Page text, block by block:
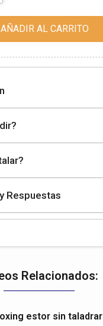
AÑADIR AL CARRITO
Respuestas
Relacionados:
estor sin taladrar